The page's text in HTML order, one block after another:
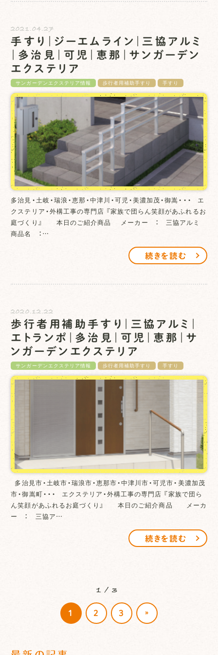
2021.04.27
手すり｜ジーエムライン｜三協アルミ
｜多治見｜可児｜恵那｜サンガーデン
エクステリア
サンガーデンエクステリア情報 歩行者用補助手すり 手すり
多治見・土岐・瑞浪・恵那・中津川・可児・美濃加茂・御嵩・・・ エ
クステリア・外構工事の専門店 『家族で団らん笑顔があふれるお
庭づくり』 本日のご紹介商品 メーカー ： 三協アルミ
商品名 ：…
続きを読む
2020.12.22
歩行者用補助手すり｜三協アルミ｜
エトランポ｜多治見｜可児｜恵那｜サ
ンガーデンエクステリア
サンガーデンエクステリア情報 歩行者用補助手すり 手すり
多治見市・土岐市・瑞浪市・恵那市・中津川市・可児市・美濃加茂
市・御嵩町・・・ エクステリア・外構工事の専門店 『家族で団ら
ん笑顔があふれるお庭づくり』 本日のご紹介商品 メーカ
ー ： 三協ア…
続きを読む
1 / 3
1 2 3 »